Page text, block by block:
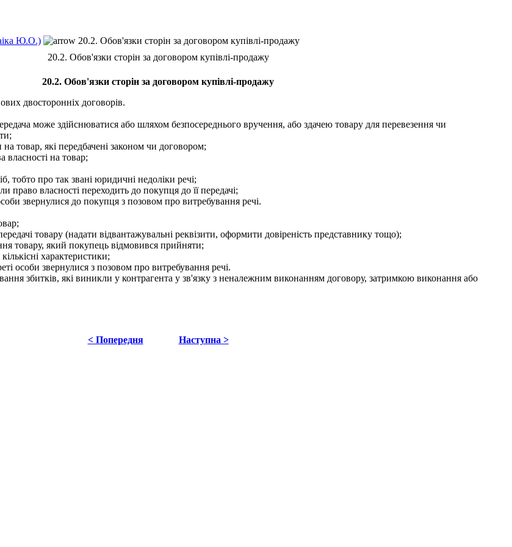
Ю.О.)
20.2. Обов'язки сторін за договором купівлі-продажу
20.2. Обов'язки сторін за договором купівлі-продажу
20.2. Обов'язки сторін за договором купівлі-продажу
двосторонніх договорів.
може здійснюватися або шляхом безпосереднього вручення, або здачею товару для перевезення чи
товар, які передбачені законом чи договором;
на товар;
тобто про так звані юридичні недоліки речі;
право власності переходить до покупця до її передачі;
звернулися до покупця з позовом про витребування речі.
товару (надати відвантажувальні реквізити, оформити довіреність представнику тощо);
товару, який покупець відмовився прийняти;
характеристики;
особи звернулися з позовом про витребування речі.
збитків, які виникли у контрагента у зв'язку з неналежним виконанням договору, затримкою виконання або
< Попередня Наступна >